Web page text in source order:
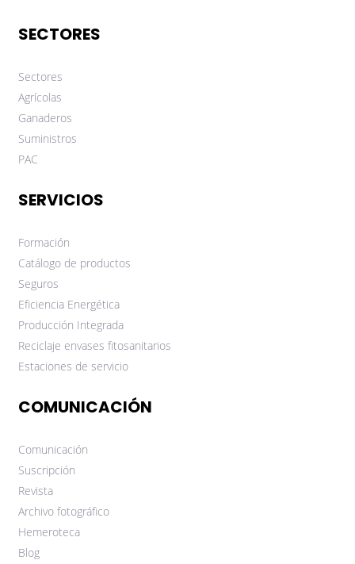
SECTORES
Sectores
Agrícolas
Ganaderos
Suministros
PAC
SERVICIOS
Formación
Catálogo de productos
Seguros
Eficiencia Energética
Producción Integrada
Reciclaje envases fitosanitarios
Estaciones de servicio
COMUNICACIÓN
Comunicación
Suscripción
Revista
Archivo fotográfico
Hemeroteca
Blog